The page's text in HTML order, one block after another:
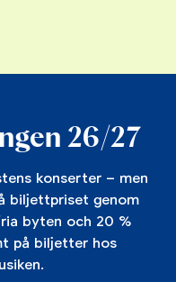
26/27
konserter – men
biljettpriset genom
byten och 20 %
på biljetter hos